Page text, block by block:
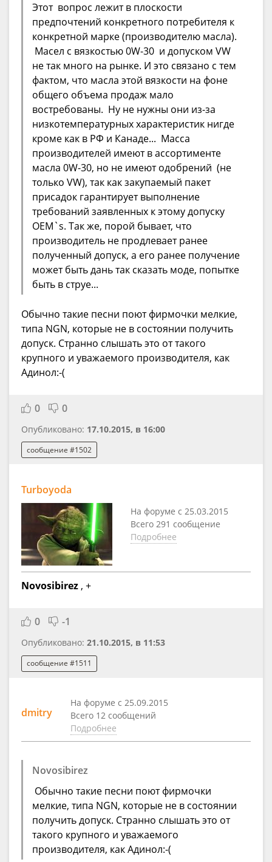
Этот вопрос лежит в плоскости
предпочтений конкретного потребителя к
конкретной марке (производителю масла).
Масел с вязкостью 0W-30 и допуском VW
не так много на рынке. И это связано с тем
фактом, что масла этой вязкости на фоне
общего объема продаж мало
востребованы. Ну не нужны они из-за
низкотемпературных характеристик нигде
кроме как в РФ и Канаде... Масса
производителей имеют в ассортименте
масла 0W-30, но не имеют одобрений (не
только VW), так как закупаемый пакет
присадок гарантирует выполнение
требований заявленных к этому допуску
OEM`s. Так же, порой бывает, что
производитель не продлевает ранее
полученный допуск, а его ранее получение
может быть дань так сказать моде, попытке
быть в струе...
Обычно такие песни поют фирмочки мелкие,
типа NGN, которые не в состоянии получить
допуск. Странно слышать это от такого
крупного и уважаемого производителя, как
Адинол:-(
0 0
Опубликовано: 17.10.2015, в 16:00
сообщение #1502
Turboyoda
На форуме с 25.03.2015
Всего 291 сообщение
Подробнее
Novosibirez, +
0 -1
Опубликовано: 21.10.2015, в 11:53
сообщение #1511
dmitry
На форуме с 25.09.2015
Всего 12 сообщений
Подробнее
Novosibirez
Обычно такие песни поют фирмочки
мелкие, типа NGN, которые не в состоянии
получить допуск. Странно слышать это от
такого крупного и уважаемого
производителя, как Адинол:-(